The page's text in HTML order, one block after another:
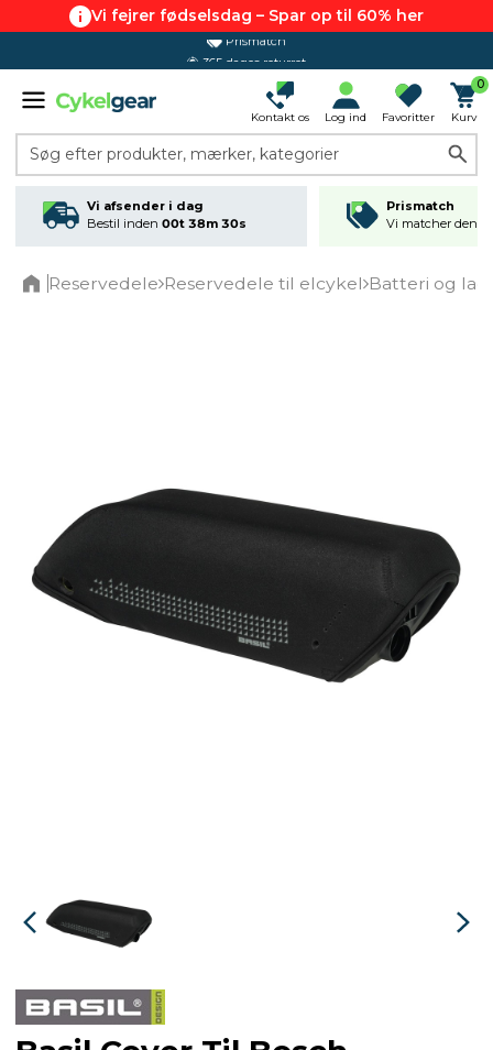
Vi fejrer fødselsdag – Spar op til 60% her
365 dages returret
Kontakt os Log ind Favoritter
0
Kurv
Søg efter produkter, mærker, kategorier
Vi afsender i dag
Bestil inden 00t 38m 30s
Prismatch
Vi matcher den
Reservedele Reservedele til elcykel Batteri og